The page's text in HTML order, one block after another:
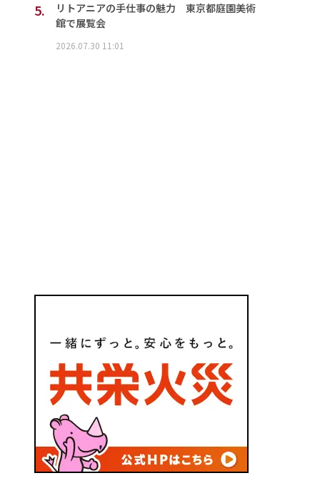
5.
リトアニアの手仕事の魅力 東京都庭園美術
館で展覧会
2026.07.30 11:01